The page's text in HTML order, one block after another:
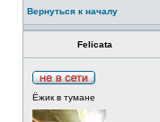
Вернуться к началу
Felicata
Ёжик в тумане